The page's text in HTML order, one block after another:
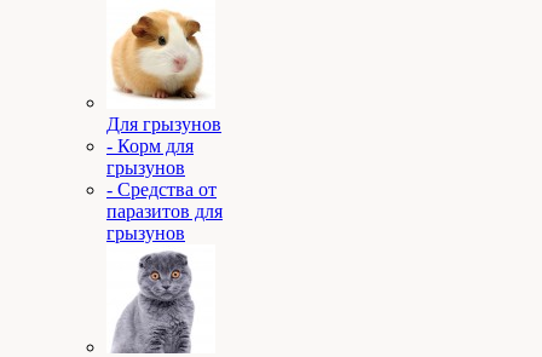
Для грызунов
- Корм для
грызунов
- Средства от
паразитов для
грызунов